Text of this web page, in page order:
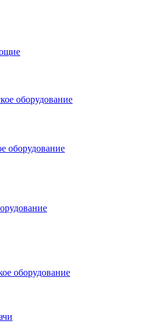
оборудование
оборудование
оборудование